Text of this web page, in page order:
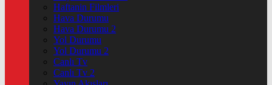
Haftanin Filmleri
Hava Durumu
Hava Durumu 2
Yol Durumu
Yol Durumu 2
Canlı Tv
Canlı Tv 2